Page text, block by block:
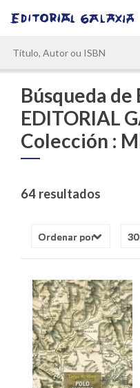
Búsqueda
EDITORIAL
Colección :
64 resultados